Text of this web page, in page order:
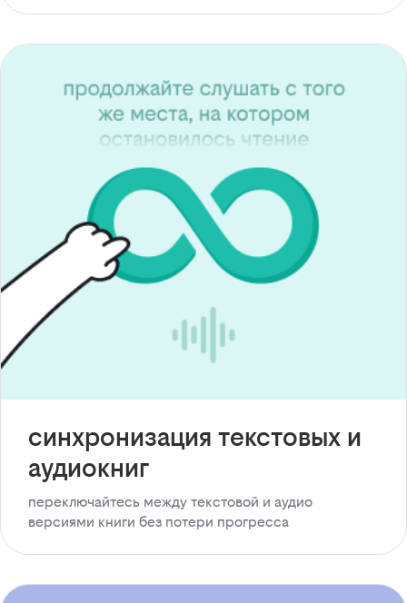
синхронизация текстовых и
аудиокниг
переключайтесь между текстовой и аудио
версиями книги без потери прогресса